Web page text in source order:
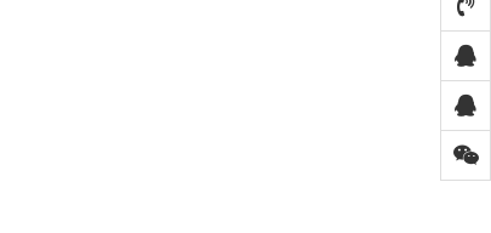
工业提升门（视频展